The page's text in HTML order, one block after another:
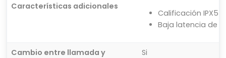
Características adicionales
Calificación IPX5
Baja latencia de
Cambio entre llamada y
Si